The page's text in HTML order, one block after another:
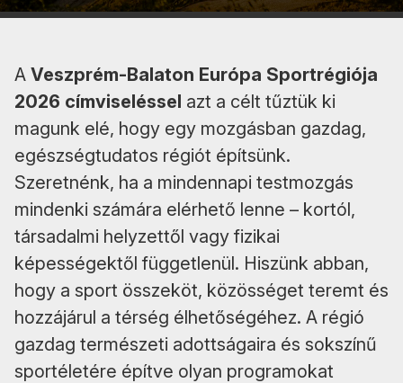
A Veszprém-Balaton Európa Sportrégiója
2026 címviseléssel azt a célt tűztük ki
magunk elé, hogy egy mozgásban gazdag,
egészségtudatos régiót építsünk.
Szeretnénk, ha a mindennapi testmozgás
mindenki számára elérhető lenne – kortól,
társadalmi helyzettől vagy fizikai
képességektől függetlenül. Hiszünk abban,
hogy a sport összeköt, közösséget teremt és
hozzájárul a térség élhetőségéhez. A régió
gazdag természeti adottságaira és sokszínű
sportéletére építve olyan programokat